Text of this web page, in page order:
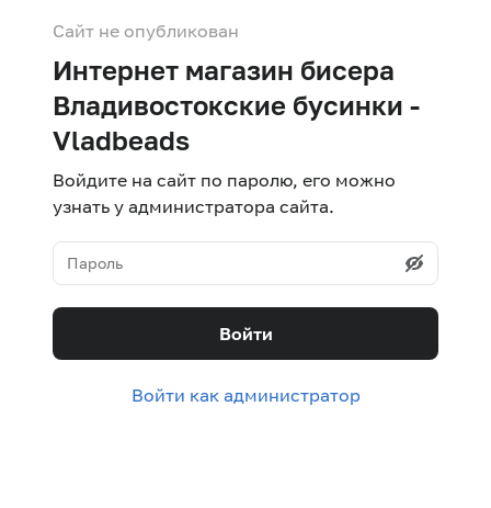
Сайт не опубликован
Интернет магазин бисера
Владивостокские бусинки -
Vladbeads
Войдите на сайт по паролю, его можно
узнать у администратора сайта.
Войти
Войти как администратор